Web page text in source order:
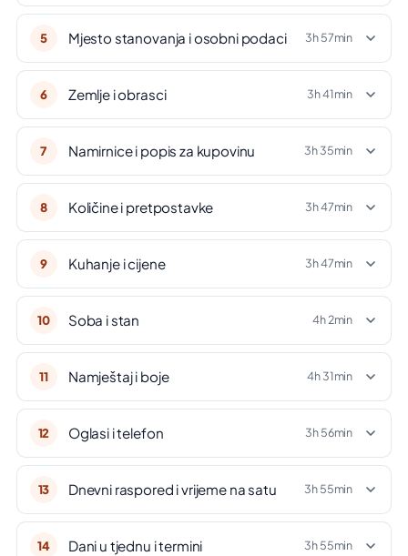
5 Mjesto stanovanja i osobni podaci 3h 57min
6 Zemlje i obrasci 3h 41min
7 Namirnice i popis za kupovinu 3h 35min
8 Količine i pretpostavke 3h 47min
9 Kuhanje i cijene 3h 47min
10 Soba i stan 4h 2min
11 Namještaj i boje 4h 31min
12 Oglasi i telefon 3h 56min
13 Dnevni raspored i vrijeme na satu 3h 55min
14 Dani u tjednu i termini 3h 55min